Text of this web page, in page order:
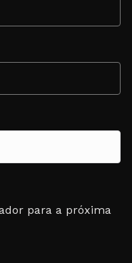
para a próxima